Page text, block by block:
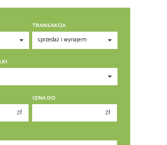
TRANSAKCJA
zł
CENA DO
zł